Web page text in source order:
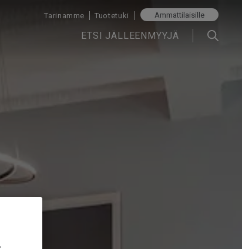
Tarinamme Tuotetuki Ammattilaisille
ETSI JÄLLEENMYYJÄ